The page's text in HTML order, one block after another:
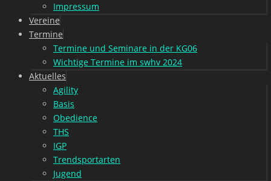
Impressum
Vereine
Termine
Termine und Seminare in der KG06
Wichtige Termine im swhv 2024
Aktuelles
Agility
Basis
Obedience
THS
IGP
Trendsportarten
Jugend